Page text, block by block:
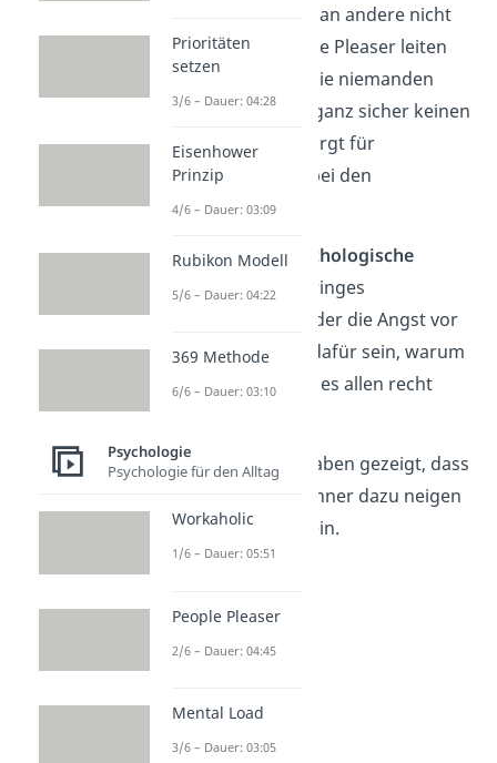
zum Beispiel, dass man andere nicht
verärgern soll. People Pleaser leiten
daraus oft ab, dass sie niemanden
widersprechen, um ganz sicher keinen
zu verärgern. Das sorgt für
zusätzlichen Druck bei den
Betroffenen.
Ebenso könnenpsychologische
Faktorenwie ein geringes
Selbstwertgefühl
oder die Angst vor
Ablehnung Gründe dafür sein, warum
manchen Menschen es allen recht
machen wollen.
Übrigens:Studien haben gezeigt, dass
als Männer dazu neigen
People Pleaser
zu sein.
Prioritäten
setzen
3/6 – Dauer: 04:28
Eisenhower
Prinzip
4/6 – Dauer: 03:09
Rubikon Modell
5/6 – Dauer: 04:22
369 Methode
6/6 – Dauer: 03:10
Psychologie
Psychologie für den Alltag
Workaholic
1/6 – Dauer: 05:51
People Pleaser
2/6 – Dauer: 04:45
Mental Load
3/6 – Dauer: 03:05